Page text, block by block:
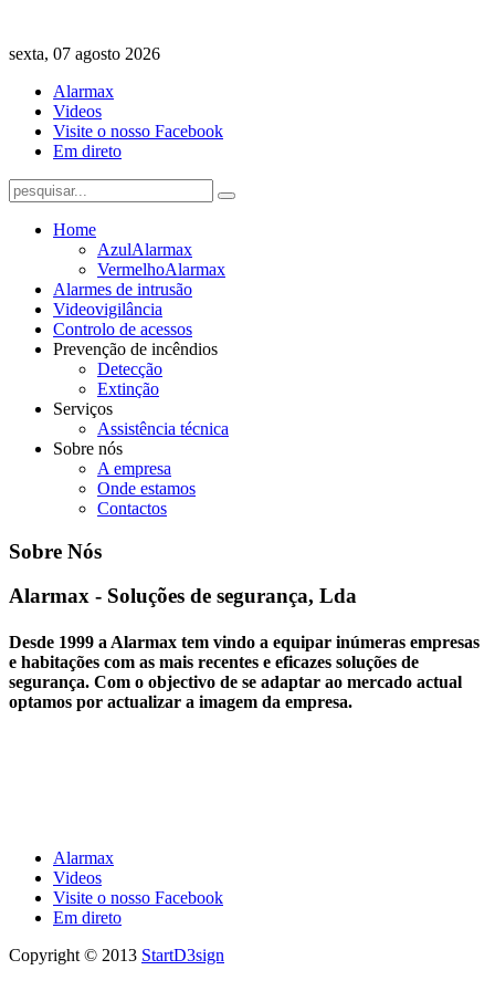
sexta, 07 agosto 2026
Alarmax
Videos
Visite o nosso Facebook
Em direto
Home
AzulAlarmax
VermelhoAlarmax
Alarmes de intrusão
Videovigilância
Controlo de acessos
Prevenção de incêndios
Detecção
Extinção
Serviços
Assistência técnica
Sobre nós
A empresa
Onde estamos
Contactos
Sobre Nós
Alarmax - Soluções de segurança, Lda
Desde 1999 a Alarmax tem vindo a equipar inúmeras empresas
e habitações com as mais recentes e eficazes soluções de
segurança. Com o objectivo de se adaptar ao mercado actual
optamos por actualizar a imagem da empresa.
Alarmax
Videos
Visite o nosso Facebook
Em direto
Copyright © 2013 StartD3sign